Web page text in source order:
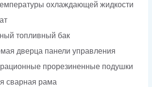
охлаждающей жидкости
топливный бак
дверца панели управления
прорезиненные подушки
сварная рама